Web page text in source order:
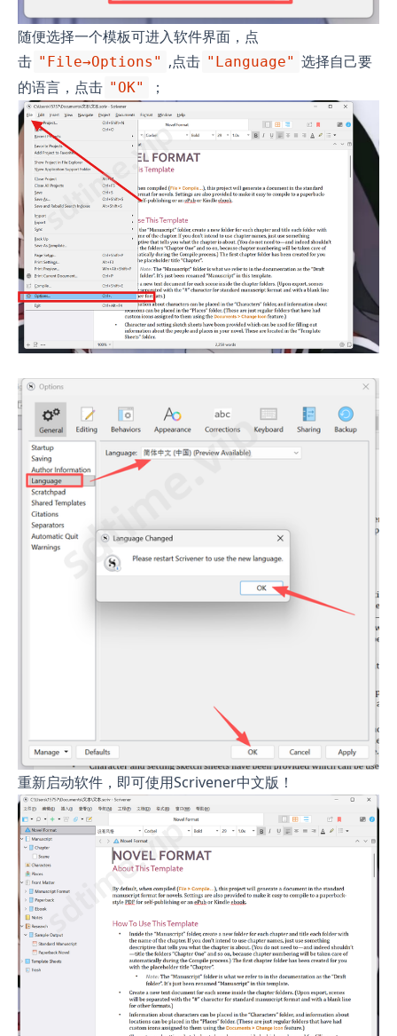
随便选择一个模板可进入软件界面，点
击 "File→Options" ,点击 "Language" 选择自己要
的语言，点击 "OK" ；
重新启动软件，即可使用Scrivener中文版！